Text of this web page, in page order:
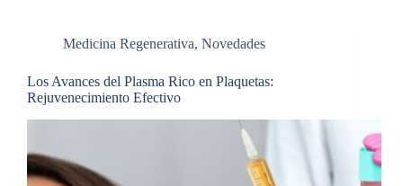
Medicina Regenerativa, Novedades
Los Avances del Plasma Rico en Plaquetas:
Rejuvenecimiento Efectivo